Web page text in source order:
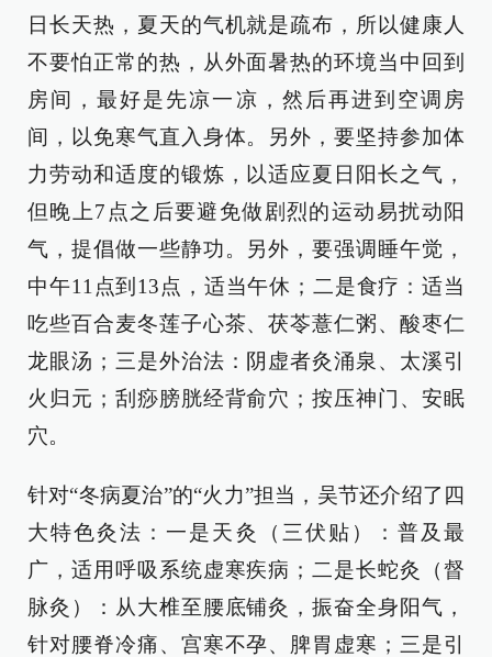
日长天热，夏天的气机就是疏布，所以健康人
不要怕正常的热，从外面暑热的环境当中回到
房间，最好是先凉一凉，然后再进到空调房
间，以免寒气直入身体。另外，要坚持参加体
力劳动和适度的锻炼，以适应夏日阳长之气，
但晚上7点之后要避免做剧烈的运动易扰动阳
气，提倡做一些静功。另外，要强调睡午觉，
中午11点到13点，适当午休；二是食疗：适当
吃些百合麦冬莲子心茶、茯苓薏仁粥、酸枣仁
龙眼汤；三是外治法：阴虚者灸涌泉、太溪引
火归元；刮痧膀胱经背俞穴；按压神门、安眠
穴。
针对“冬病夏治”的“火力”担当，吴节还介绍了四
大特色灸法：一是天灸（三伏贴）：普及最
广，适用呼吸系统虚寒疾病；二是长蛇灸（督
脉灸）：从大椎至腰底铺灸，振奋全身阳气，
针对腰脊冷痛、宫寒不孕、脾胃虚寒；三是引